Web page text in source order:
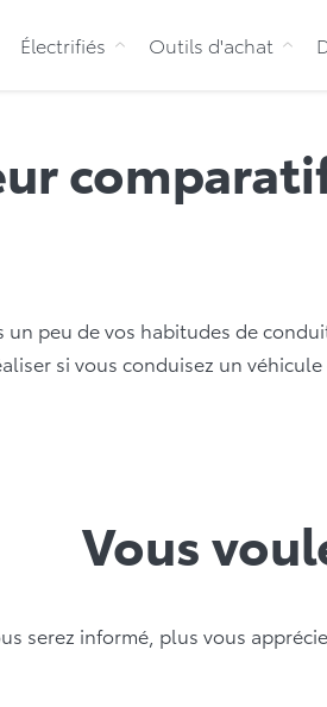
Électrifiés Outils d'achat
un peu de vos habitudes de
si vous conduisez un
serez informé, plus vous